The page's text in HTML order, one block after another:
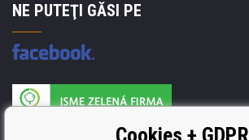
NE PUTEŢI GĂSI PE
Producătorul umpluturii de rezervă este certificat
Cookies + GDPR